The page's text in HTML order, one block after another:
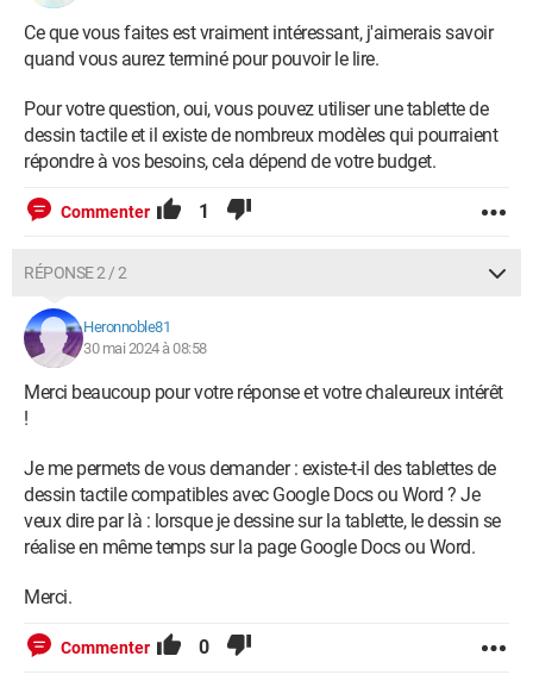
Ce que vous faites est vraiment intéressant, j'aimerais savoir
quand vous aurez terminé pour pouvoir le lire.
Pour votre question, oui, vous pouvez utiliser une tablette de
dessin tactile et il existe de nombreux modèles qui pourraient
répondre à vos besoins, cela dépend de votre budget.
Commenter 1
RÉPONSE 2 / 2
Heronnoble81
30 mai 2024 à 08:58
Merci beaucoup pour votre réponse et votre chaleureux intérêt
!
Je me permets de vous demander : existe-t-il des tablettes de
dessin tactile compatibles avec Google Docs ou Word ? Je
veux dire par là : lorsque je dessine sur la tablette, le dessin se
réalise en même temps sur la page Google Docs ou Word.
Merci.
Commenter 0